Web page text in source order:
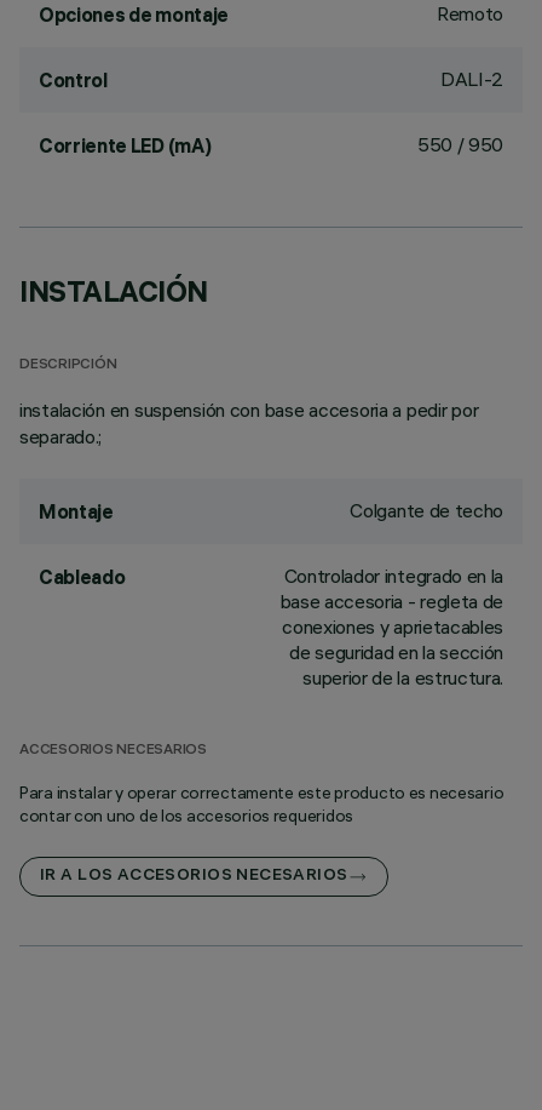
Opciones de montaje Remoto
Control DALI-2
Corriente LED (mA) 550 / 950
INSTALACIÓN
DESCRIPCIÓN
instalación en suspensión con base accesoria a pedir por
separado.;
Montaje Colgante de techo
Cableado
Controlador integrado en la
base accesoria - regleta de
conexiones y aprietacables
de seguridad en la sección
superior de la estructura.
ACCESORIOS NECESARIOS
Para instalar y operar correctamente este producto es necesario
contar con uno de los accesorios requeridos
IR A LOS ACCESORIOS NECESARIOS